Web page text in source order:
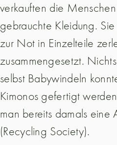
verkauften die
gebrauchte Kleidung.
zur Not in Einzelteile
zusammengesetzt.
selbst Babywindeln
Kimonos gefertigt
man bereits damals eine
(Recycling Society).